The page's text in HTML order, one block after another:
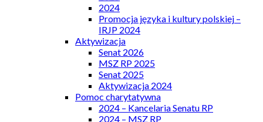
2024
Promocja języka i kultury polskiej –
IRJP 2024
Aktywizacja
Senat 2026
MSZ RP 2025
Senat 2025
Aktywizacja 2024
Pomoc charytatywna
2024 – Kancelaria Senatu RP
2024 – MSZ RP